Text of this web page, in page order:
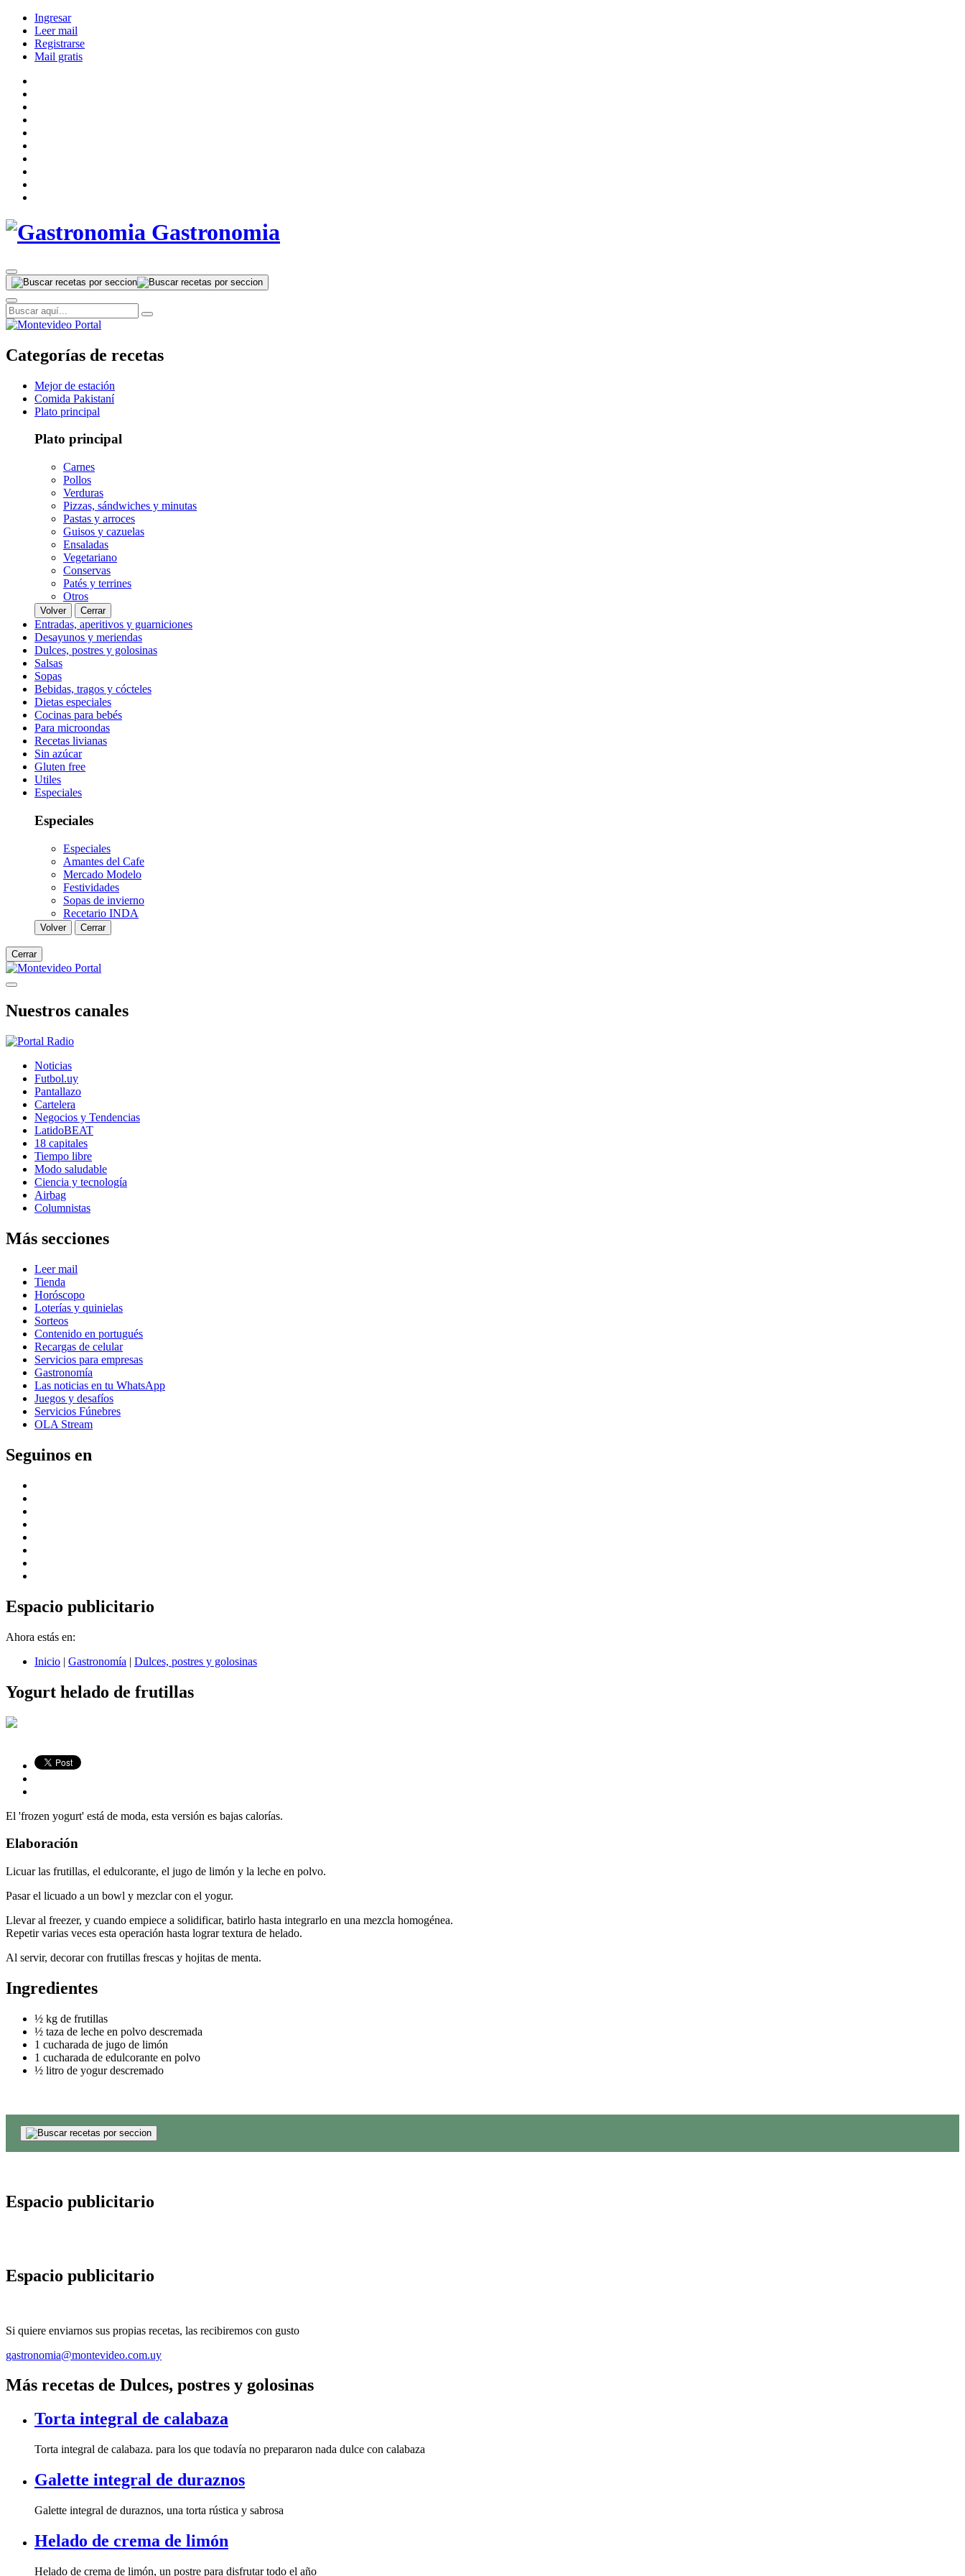
Ingresar
Leer mail
Registrarse
Mail gratis
Gastronomia
Categorías de recetas
Mejor de estación
Comida Pakistaní
Plato principal
Plato principal
Carnes
Pollos
Verduras
Pizzas, sándwiches y minutas
Pastas y arroces
Guisos y cazuelas
Ensaladas
Vegetariano
Conservas
Patés y terrines
Otros
Volver Cerrar
Entradas, aperitivos y guarniciones
Desayunos y meriendas
Dulces, postres y golosinas
Salsas
Sopas
Bebidas, tragos y cócteles
Dietas especiales
Cocinas para bebés
Para microondas
Recetas livianas
Sin azúcar
Gluten free
Utiles
Especiales
Especiales
Especiales
Amantes del Cafe
Mercado Modelo
Festividades
Sopas de invierno
Recetario INDA
Volver Cerrar
Cerrar
Nuestros canales
Noticias
Futbol.uy
Pantallazo
Cartelera
Negocios y Tendencias
LatidoBEAT
18 capitales
Tiempo libre
Modo saludable
Ciencia y tecnología
Airbag
Columnistas
Más secciones
Leer mail
Tienda
Horóscopo
Loterías y quinielas
Sorteos
Contenido en portugués
Recargas de celular
Servicios para empresas
Gastronomía
Las noticias en tu WhatsApp
Juegos y desafíos
Servicios Fúnebres
OLA Stream
Seguinos en
Espacio publicitario
Ahora estás en:
Inicio | Gastronomía | Dulces, postres y golosinas
Yogurt helado de frutillas
El 'frozen yogurt' está de moda, esta versión es bajas calorías.
Elaboración
Licuar las frutillas, el edulcorante, el jugo de limón y la leche en polvo.
Pasar el licuado a un bowl y mezclar con el yogur.
Llevar al freezer, y cuando empiece a solidificar, batirlo hasta integrarlo en una mezcla homogénea.
Repetir varias veces esta operación hasta lograr textura de helado.
Al servir, decorar con frutillas frescas y hojitas de menta.
Ingredientes
½ kg de frutillas
½ taza de leche en polvo descremada
1 cucharada de jugo de limón
1 cucharada de edulcorante en polvo
½ litro de yogur descremado
Espacio publicitario
Espacio publicitario
Si quiere enviarnos sus propias recetas, las recibiremos con gusto
gastronomia@montevideo.com.uy
Más recetas de Dulces, postres y golosinas
Torta integral de calabaza
Torta integral de calabaza. para los que todavía no prepararon nada dulce con calabaza
Galette integral de duraznos
Galette integral de duraznos, una torta rústica y sabrosa
Helado de crema de limón
Helado de crema de limón, un postre para disfrutar todo el año